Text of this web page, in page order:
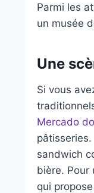
Parmi les
un musée
Une
Si vous
Mercado
sandwich
bière. Pour
qui